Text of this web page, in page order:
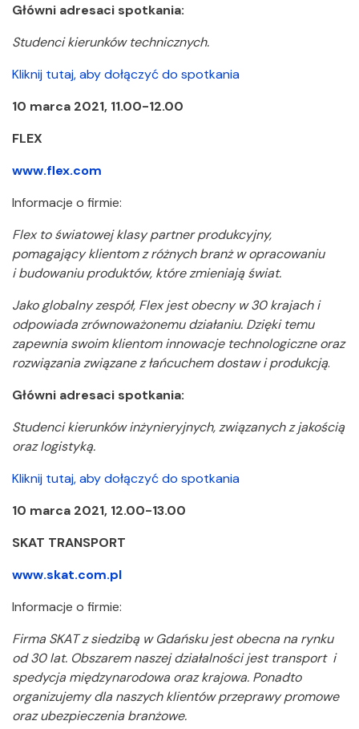
Główni adresaci spotkania:
Studenci kierunków technicznych.
Kliknij tutaj, aby dołączyć do spotkania
10 marca 2021, 11.00-12.00
FLEX
www.flex.com
Informacje o firmie:
Flex to światowej klasy partner produkcyjny,
pomagający klientom z różnych branż w opracowaniu
i budowaniu produktów, które zmieniają świat.
Jako globalny zespół, Flex jest obecny w 30 krajach i
odpowiada zrównoważonemu działaniu. Dzięki temu
zapewnia swoim klientom innowacje technologiczne oraz
rozwiązania związane z łańcuchem dostaw i produkcją.
Główni adresaci spotkania:
Studenci kierunków inżynieryjnych, związanych z jakością
oraz logistyką.
Kliknij tutaj, aby dołączyć do spotkania
10 marca 2021, 12.00-13.00
SKAT TRANSPORT
www.skat.com.pl
Informacje o firmie:
Firma SKAT z siedzibą w Gdańsku jest obecna na rynku
od 30 lat. Obszarem naszej działalności jest transport i
spedycja międzynarodowa oraz krajowa. Ponadto
organizujemy dla naszych klientów przeprawy promowe
oraz ubezpieczenia branżowe.